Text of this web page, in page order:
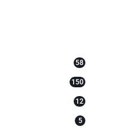
58
150
12
5